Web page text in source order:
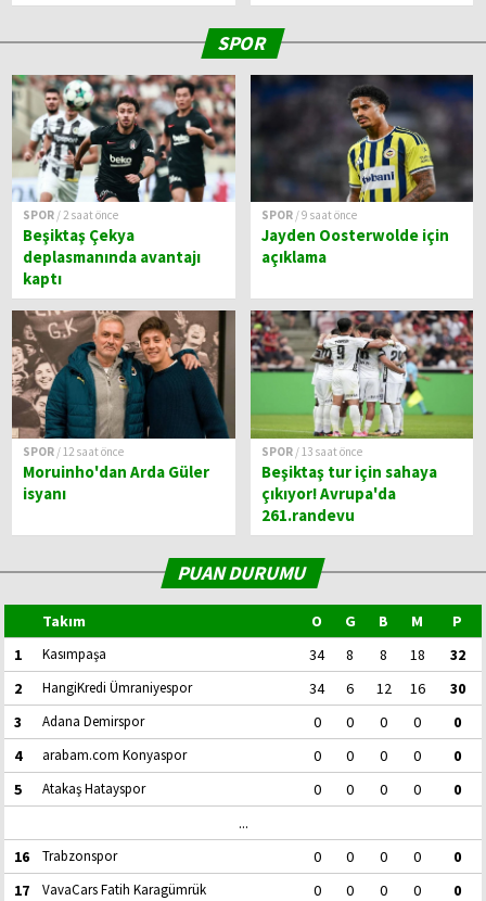
SPOR
SPOR / 2 saat önce
Beşiktaş Çekya
deplasmanında avantajı
kaptı
SPOR / 9 saat önce
Jayden Oosterwolde için
açıklama
SPOR / 12 saat önce
Moruinho'dan Arda Güler
isyanı
SPOR / 13 saat önce
Beşiktaş tur için sahaya
çıkıyor! Avrupa'da
261.randevu
PUAN DURUMU
Takım O G B M
P
1
Kasımpaşa 34 8 8 18
32
2
HangiKredi Ümraniyespor 34 6 12 16
30
3
Adana Demirspor 0 0 0 0
0
4
arabam.com Konyaspor 0 0 0 0
0
5
Atakaş Hatayspor 0 0 0 0
0
...
16
Trabzonspor 0 0 0 0
0
17
VavaCars Fatih Karagümrük 0 0 0 0
0